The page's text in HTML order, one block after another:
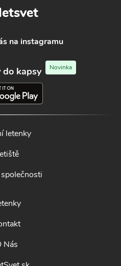
na instagramu
kapsy Novinka
letenky
Nás